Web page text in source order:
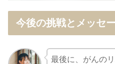
今後の挑戦とメッセ
最後に、がんの